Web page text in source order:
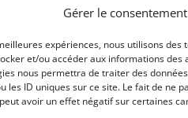
Gérer le consentement
expériences, nous utilisons des
et/ou accéder aux informations des
nous permettra de traiter des
les ID uniques sur ce site. Le fait de ne
avoir un effet négatif sur certaines